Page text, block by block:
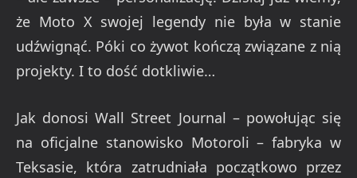
że Moto X swojej legendy nie była w stanie
udźwignąć. Póki co żywot kończą związane z nią
projekty. I to dość dotkliwie…
Jak donosi Wall Street Journal – powołując się
na oficjalne stanowisko Motoroli – fabryka w
Teksasie, która zatrudniała początkowo przez